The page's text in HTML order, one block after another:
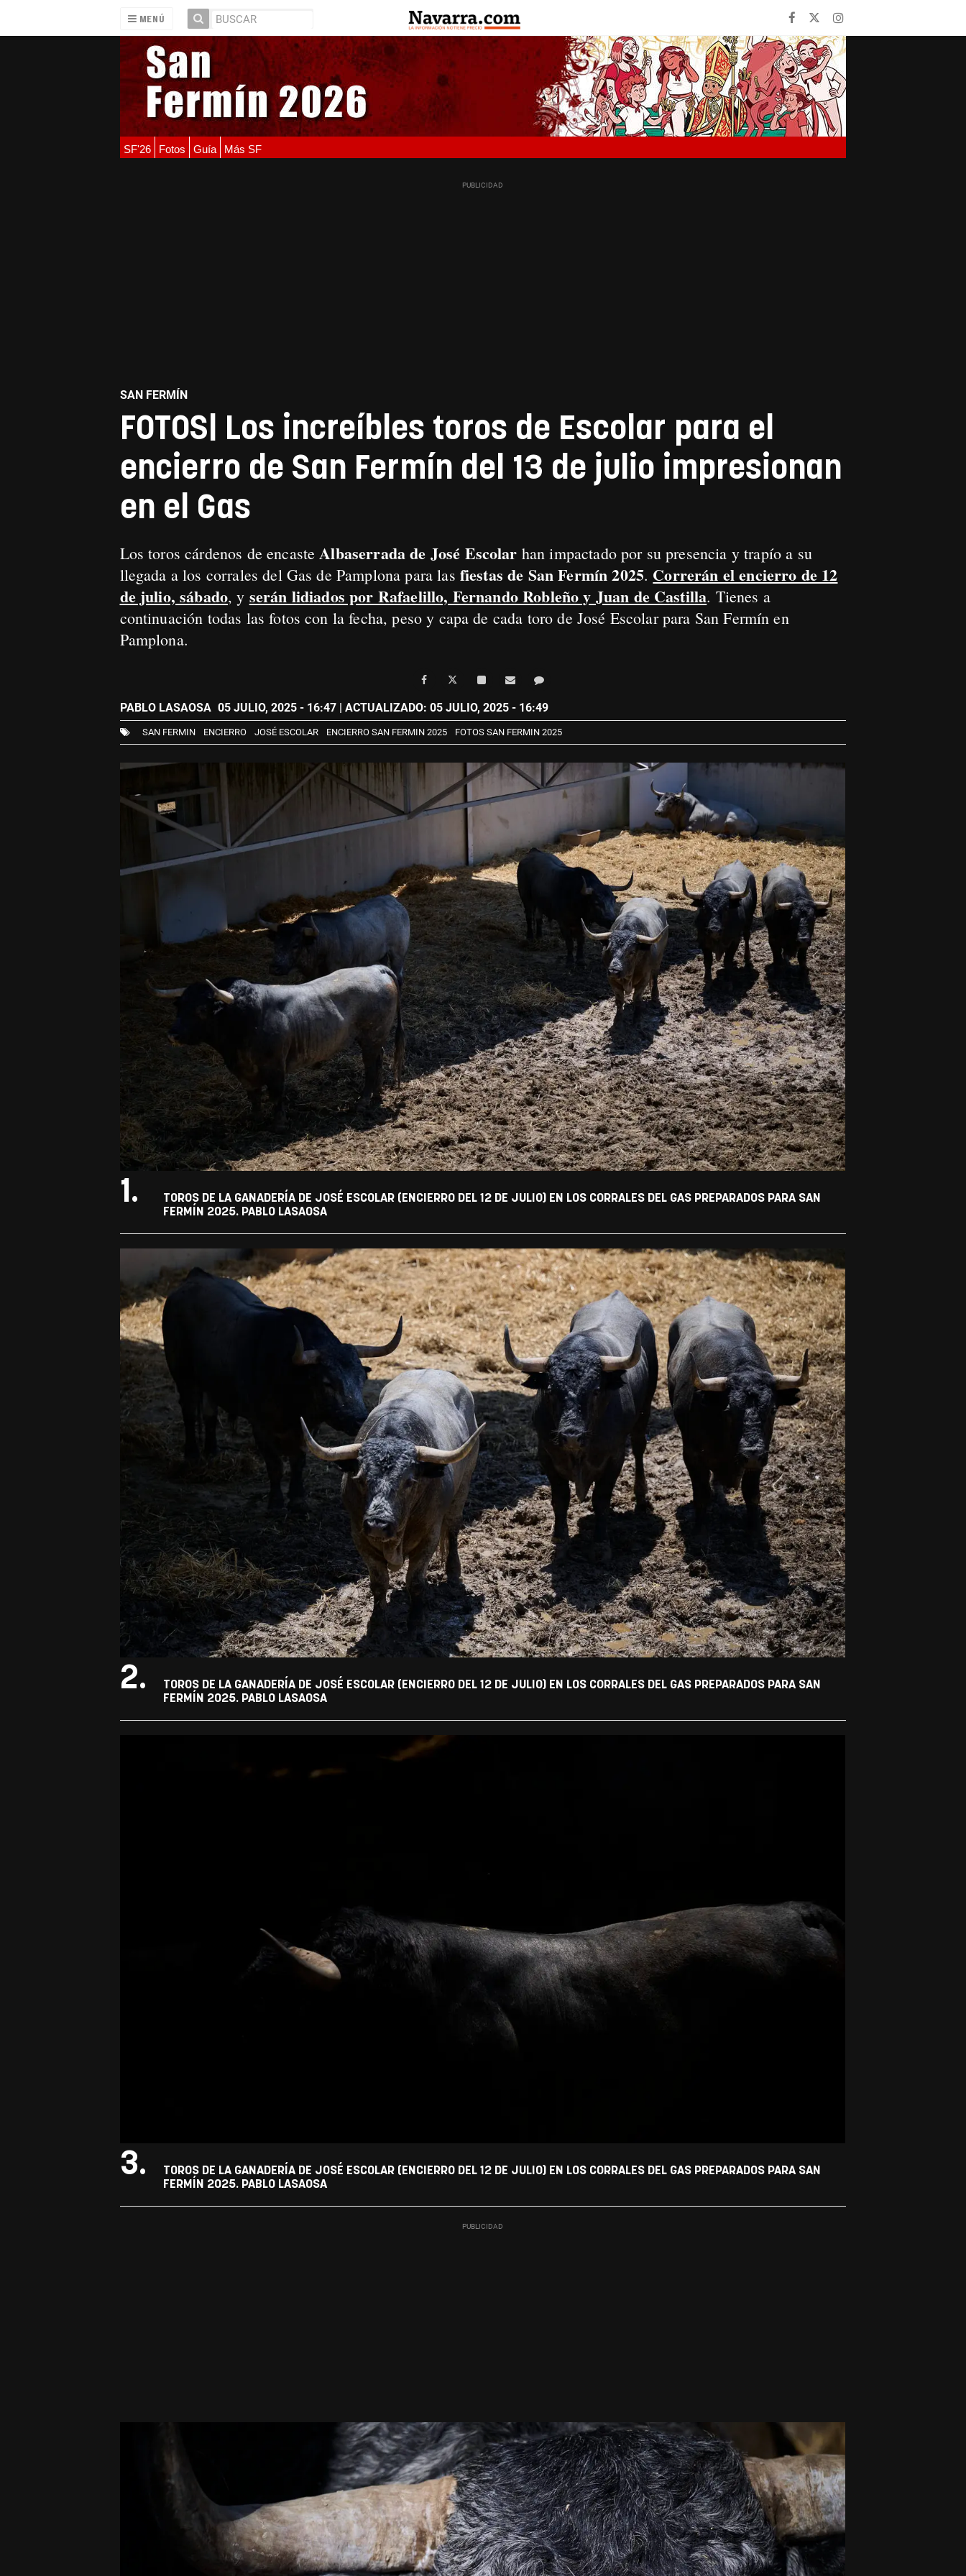
MENÚ
SF'26 Fotos Guía Más SF
SAN FERMÍN
FOTOS| Los increíbles toros de Escolar para el
encierro de San Fermín del 13 de julio impresionan
en el Gas
Los toros cárdenos de encasteAlbaserrada de José Escolar han impactado por su presencia y trapío a su
llegada a los corrales del Gas de Pamplona para las fiestas de San Fermín 2025. Correrán el encierro de 12
de julio, sábado, y serán lidiados por Rafaelillo, Fernando Robleño y Juan de Castilla. Tienes a
continuación todas las fotos con la fecha, peso y capa de cada toro de José Escolar para San Fermín en
Pamplona.
PABLO LASAOSA 05 JULIO, 2025 - 16:47| ACTUALIZADO: 05 JULIO, 2025 - 16:49
SAN FERMIN ENCIERRO JOSÉ ESCOLAR ENCIERRO SAN FERMIN 2025 FOTOS SAN FERMIN 2025
1.
TOROS DE LA GANADERÍA DE JOSÉ ESCOLAR (ENCIERRO DEL 12 DE JULIO) EN LOS CORRALES DEL GAS PREPARADOS PARA SAN
FERMÍN 2025. PABLO LASAOSA
2.
TOROS DE LA GANADERÍA DE JOSÉ ESCOLAR (ENCIERRO DEL 12 DE JULIO) EN LOS CORRALES DEL GAS PREPARADOS PARA SAN
FERMÍN 2025. PABLO LASAOSA
3.
TOROS DE LA GANADERÍA DE JOSÉ ESCOLAR (ENCIERRO DEL 12 DE JULIO) EN LOS CORRALES DEL GAS PREPARADOS PARA SAN
FERMÍN 2025. PABLO LASAOSA